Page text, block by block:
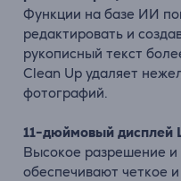
Функции на базе ИИ
редактировать и
рукописный текст
Clean Up удаляет
фотографий.
11-дюймовый дисплей
Высокое разрешение и
обеспечивают четкое